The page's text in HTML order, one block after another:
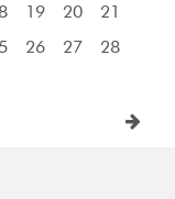
19 20
21
26 27
28